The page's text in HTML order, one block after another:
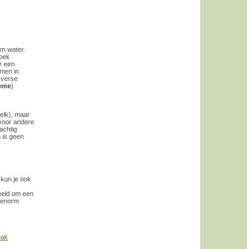
water.
een
men in
verse
)
maar
andere
is geen
je ook
om een